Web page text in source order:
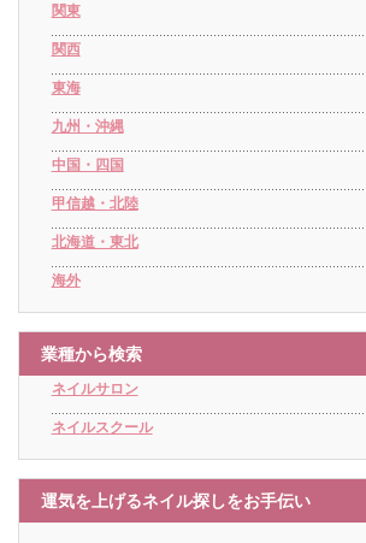
関東
関西
東海
九州・沖縄
中国・四国
甲信越・北陸
北海道・東北
海外
業種から検索
ネイルサロン
ネイルスクール
運気を上げるネイル探しをお手伝い